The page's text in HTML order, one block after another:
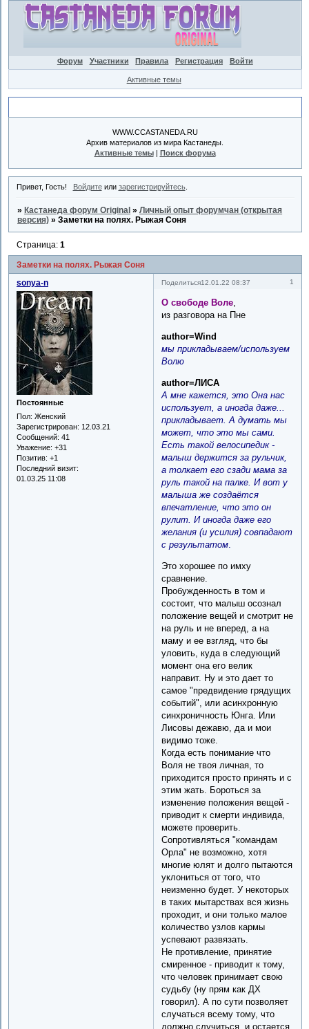
Форум Участники Правила Регистрация Войти
Активные темы
WWW.CCASTANEDA.RU
Архив материалов из мира Кастанеды.
Активные темы| Поиск форума
Привет, Гость! Войдитеили зарегистрируйтесь.
» Кастанеда форум Original »Личный опыт форумчан (открытая
версия) »Заметки на полях. Рыжая Соня
Заметки на полях. Рыжая Соня
Страница:1
Поделиться 1
12.01.22 08:37
sonya-n
Постоянные
Пол: Женский
Зарегистрирован: 12.03.21
Сообщений: 41
Уважение: +31
Позитив: +1
Последний визит:
01.03.25 11:08
О свободе Воле,
из разговора на Пне
author=Wind
мы прикладываем/используем
Волю
author=ЛИСА
А мне кажется, это Она нас
использует, а иногда даже...
прикладывает. А думать мы
может, что это мы сами.
Есть такой велосипедик -
малыш держится за рульчик,
а толкает его сзади мама за
руль такой на палке. И вот у
малыша же создаётся
впечатление, что это он
рулит. И иногда даже его
желания (и усилия) совпадают
с результатом.
Это хорошее по имху
сравнение.
Пробужденность в том и
состоит, что малыш осознал
положение вещей и смотрит не
на руль и не вперед, а на
маму и ее взгляд, что бы
уловить, куда в следующий
момент она его велик
направит. Ну и это дает то
самое "предвидение грядущих
событий", или асинхронную
синхроничность Юнга. Или
Лисовы дежавю, да и мои
видимо тоже.
Когда есть понимание что
Воля не твоя личная, то
приходится просто принять и с
этим жать. Бороться за
изменение положения вещей -
приводит к смерти индивида,
можете проверить.
Сопротивляться "командам
Орла" не возможно, хотя
многие юлят и долго пытаются
уклониться от того, что
неизменно будет. У некоторых
в таких мытарствах вся жизнь
проходит, и они только малое
количество узлов кармы
успевают развязать.
Не противление, принятие
смиренное - приводит к тому,
что человек принимает свою
судьбу (ну прям как ДХ
говорил). А по сути позволяет
случаться всему тому, что
должно случиться, и остается